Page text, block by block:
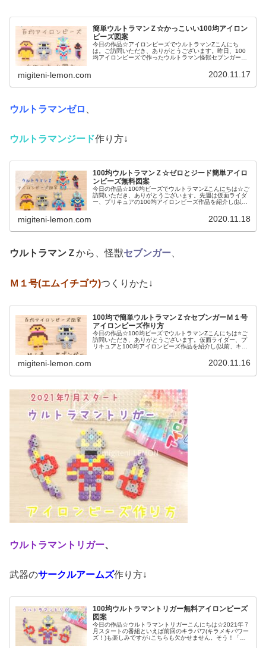
簡単ウルトラマンＺ☆かっこいい100均アイロン
ビーズ図案
今日の作品☆アイロンビーズでウルトラマンZこんにち
は。ご訪問いただき、ありがとうございます。昨日、100
均アイロンビーズで作ったウルトラマン怪獣セブンガーと
migiteni-lemon.com 2020.11.17
ウルトラマンゼロ
ウルトラマンジード作り方↓
100均ウルトラマンＺ☆ゼロとジード簡単アイロ
ンビーズ無料図案
今日の作品☆100均ビーズでウルトラマンZこんにちは☆ご
訪問いただき、ありがとうございます。先週は仮面ライダ
ー、プリキュアの100均アイロンビーズ作品を紹介し(以
migiteni-lemon.com 2020.11.18
ウルトラマンＺから、怪獣セブンガー
Ｍ１号(エムイチゴウ)つくりかた↓
100均で簡単ウルトラマンＺ☆セブンガーＭ１号
アイロンビーズ作り方
今日の作品☆100均ビーズでウルトラマンZこんにちは⭐ご
訪問いただき、ありがとうございます。仮面ライダー、プ
リキュアと100均アイロンビーズ作品を紹介し(以前、キラ
migiteni-lemon.com 2020.11.16
ウルトラマントリガー、
武器のサークルアームズ作り方↓
100均ウルトラマントリガー無料アイロンビーズ
図案
今日の作品☆ウルトラマントリガーこんにちは☆2021年７
月スタートの番組といえば前回のキラパワ(キラメキパワー
ズ！)も楽しみですが↓こちらも欠かせません。そう！「ウ